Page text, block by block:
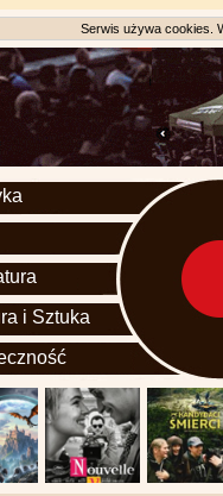
Serwis używa cookies.
i Sztuka